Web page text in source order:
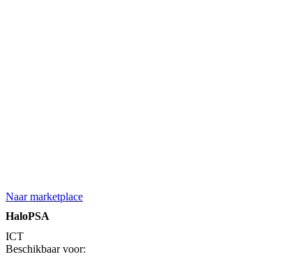
Naar marketplace
HaloPSA
ICT
Beschikbaar voor: